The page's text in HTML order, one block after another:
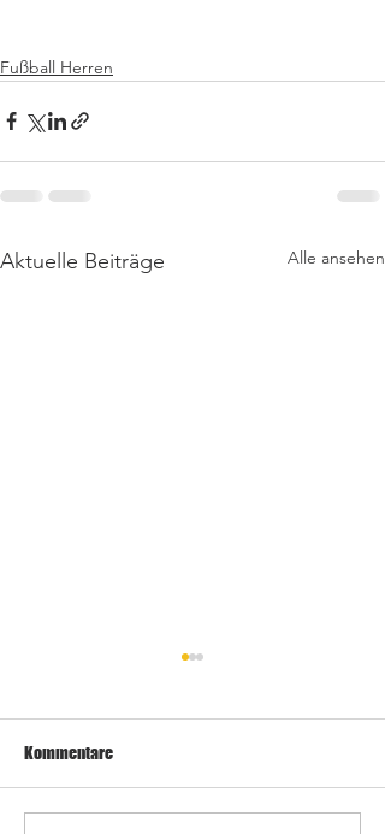
Fußball Herren
Aktuelle Beiträge Alle ansehen
Kommentare